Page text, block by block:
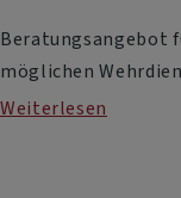
Beratungsangebot
möglichen
Weiterlesen